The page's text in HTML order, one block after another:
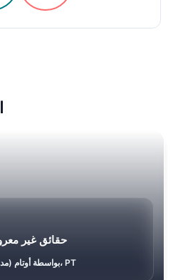
10 حقائق غير
بواسطة أوتام (مدرب اللياقة البدنية واليوغا)، PT